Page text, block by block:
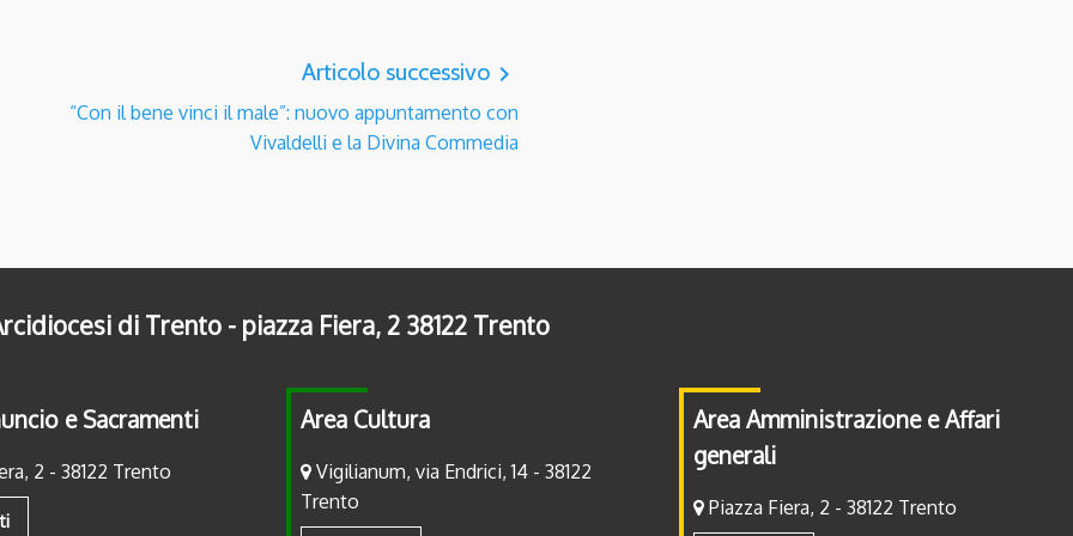
Articolo successivo navigate_next
“Con il bene vinci il male”: nuovo appuntamento con
Vivaldelli e la Divina Commedia
di Trento - piazza Fiera, 2 38122 Trento
e Sacramenti
2 - 38122 Trento
Area Cultura
Vigilianum, via Endrici, 14 - 38122
Trento
Area Amministrazione e Affari
generali
Piazza Fiera, 2 - 38122 Trento